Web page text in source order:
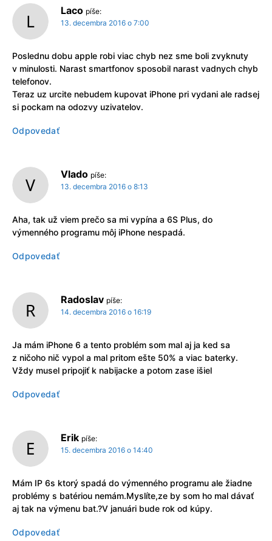
Laco píše:
13. decembra 2016 o 7:00
Poslednu dobu apple robi viac chyb nez sme boli zvyknuty
v minulosti. Narast smartfonov sposobil narast vadnych chyb
telefonov.
Teraz uz urcite nebudem kupovat iPhone pri vydani ale radsej
si pockam na odozvy uzivatelov.
Odpovedať
Vlado píše:
13. decembra 2016 o 8:13
Aha, tak už viem prečo sa mi vypína a 6S Plus, do
výmenného programu môj iPhone nespadá.
Odpovedať
Radoslav píše:
14. decembra 2016 o 16:19
Ja mám iPhone 6 a tento problém som mal aj ja ked sa
z ničoho nič vypol a mal pritom ešte 50% a viac baterky.
Vždy musel pripojiť k nabijacke a potom zase išiel
Odpovedať
Erik píše:
15. decembra 2016 o 14:40
Mám IP 6s ktorý spadá do výmenného programu ale žiadne
problémy s batériou nemám.Myslíte,ze by som ho mal dávať
aj tak na výmenu bat.?V januári bude rok od kúpy.
Odpovedať